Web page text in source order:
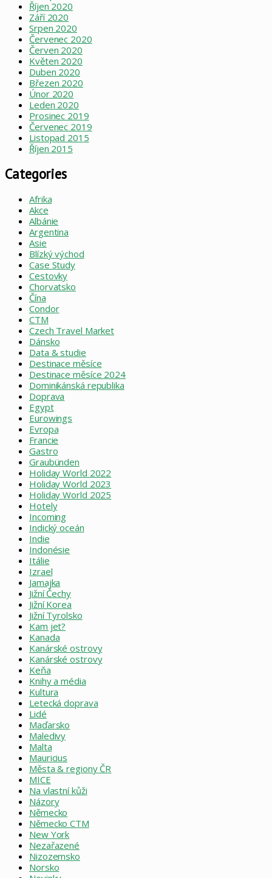
Říjen 2020
Září 2020
Srpen 2020
Červenec 2020
Červen 2020
Květen 2020
Duben 2020
Březen 2020
Únor 2020
Leden 2020
Prosinec 2019
Červenec 2019
Listopad 2015
Říjen 2015
Categories
Afrika
Akce
Albánie
Argentina
Asie
Blízký východ
Case Study
Cestovky
Chorvatsko
Čína
Condor
CTM
Czech Travel Market
Dánsko
Data & studie
Destinace měsíce
Destinace měsíce 2024
Dominikánská republika
Doprava
Egypt
Eurowings
Evropa
Francie
Gastro
Graubünden
Holiday World 2022
Holiday World 2023
Holiday World 2025
Hotely
Incoming
Indický oceán
Indie
Indonésie
Itálie
Izrael
Jamajka
Jižní Čechy
Jižní Korea
Jižní Tyrolsko
Kam jet?
Kanada
Kanárské ostrovy
Kanárské ostrovy
Keňa
Knihy a média
Kultura
Letecká doprava
Lidé
Maďarsko
Maledivy
Malta
Mauricius
Města & regiony ČR
MICE
Na vlastní kůži
Názory
Německo
Německo CTM
New York
Nezařazené
Nizozemsko
Norsko